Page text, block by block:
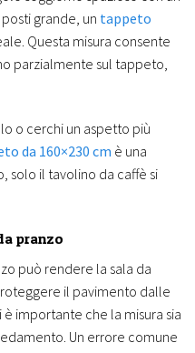
grande, un tappeto
Questa misura consente
parzialmente sul tappeto,
o cerchi un aspetto più
da 160×230 cm è una
solo il tavolino da caffè si
pranzo
può rendere la sala da
il pavimento dalle
importante che la misura sia
Un errore comune